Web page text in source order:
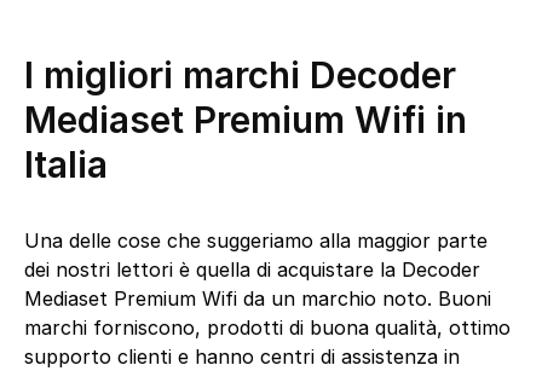
I migliori marchi Decoder
Mediaset Premium Wifi in
Italia
Una delle cose che suggeriamo alla maggior parte
dei nostri lettori è quella di acquistare la Decoder
Mediaset Premium Wifi da un marchio noto. Buoni
marchi forniscono, prodotti di buona qualità, ottimo
supporto clienti e hanno centri di assistenza in